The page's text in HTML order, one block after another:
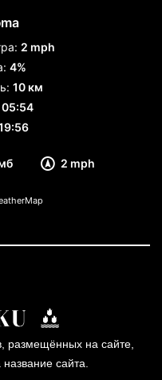
2 mph
2 mph
4%
10 км
05:54
размещённых на сайте,
сайта.